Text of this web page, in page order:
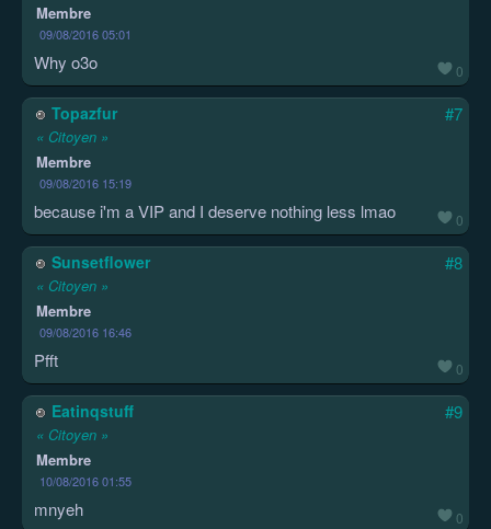
Membre
09/08/2016 05:01
0
Why o3o
Topazfur
« Citoyen »
Membre
09/08/2016 15:19
#7
0
because i'm a VIP and I deserve nothing less lmao
Sunsetflower
« Citoyen »
Membre
09/08/2016 16:46
#8
0
Pfft
Eatinqstuff
« Citoyen »
Membre
10/08/2016 01:55
#9
0
mnyeh